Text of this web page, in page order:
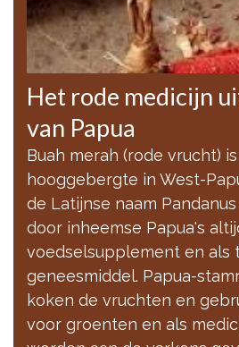
Het rode medicijn
van Papua
Buah merah (rode vrucht)
hooggebergte in West-
de Latijnse naam
door inheemse Papua's
voedselsupplement en als
geneesmiddel. Papua-
koken de vruchten en
voor groenten en als